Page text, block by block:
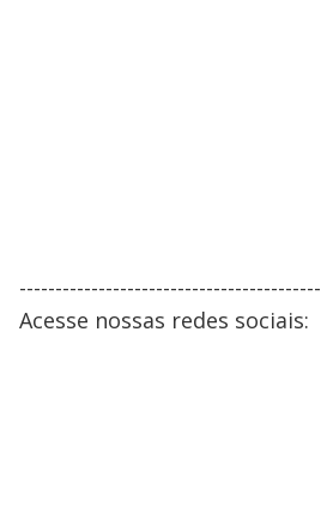
Acesse nossas redes sociais: